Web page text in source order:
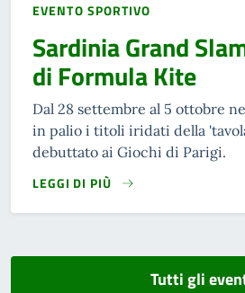
EVENTO SPORTIVO
Sardinia Grand
di Formula Kite
Dal 28 settembre al 5 ottobre
in palio i titoli iridati della
debuttato ai Giochi di Parigi.
LEGGI DI PIÙ
Tutti gli